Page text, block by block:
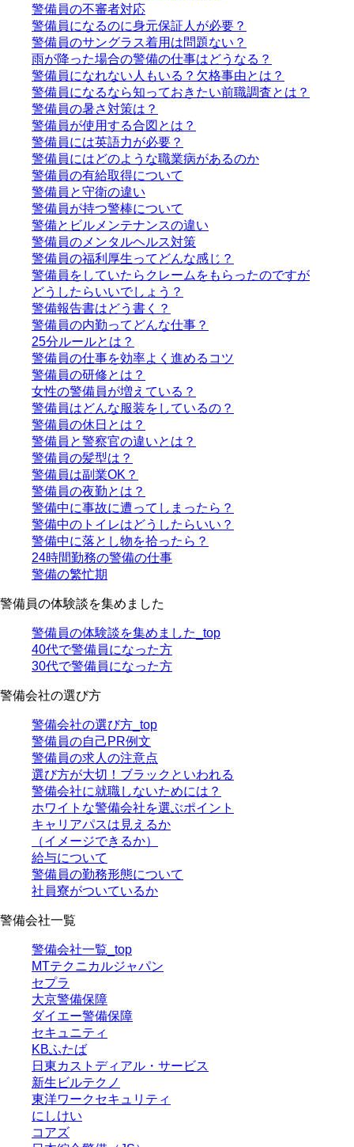
警備員の不審者対応
警備員になるのに身元保証人が必要？
警備員のサングラス着用は問題ない？
雨が降った場合の警備の仕事はどうなる？
警備員になれない人もいる？欠格事由とは？
警備員になるなら知っておきたい前職調査とは？
警備員の暑さ対策は？
警備員が使用する合図とは？
警備員には英語力が必要？
警備員にはどのような職業病があるのか
警備員の有給取得について
警備員と守衛の違い
警備員が持つ警棒について
警備とビルメンテナンスの違い
警備員のメンタルヘルス対策
警備員の福利厚生ってどんな感じ？
警備員をしていたらクレームをもらったのですが
どうしたらいいでしょう？
警備報告書はどう書く？
警備員の内勤ってどんな仕事？
25分ルールとは？
警備員の仕事を効率よく進めるコツ
警備員の研修とは？
女性の警備員が増えている？
警備員はどんな服装をしているの？
警備員の休日とは？
警備員と警察官の違いとは？
警備員の髪型は？
警備員は副業OK？
警備員の夜勤とは？
警備中に事故に遭ってしまったら？
警備中のトイレはどうしたらいい？
警備中に落とし物を拾ったら？
24時間勤務の警備の仕事
警備の繁忙期
警備員の体験談を集めました
警備員の体験談を集めました_top
40代で警備員になった方
30代で警備員になった方
警備会社の選び方
警備会社の選び方_top
警備員の自己PR例文
警備員の求人の注意点
選び方が大切！ブラックといわれる
警備会社に就職しないためには？
ホワイトな警備会社を選ぶポイント
キャリアパスは見えるか
（イメージできるか）
給与について
警備員の勤務形態について
社員寮がついているか
警備会社一覧
警備会社一覧_top
MTテクニカルジャパン
セプラ
大京警備保障
ダイエー警備保障
セキュニティ
KBふたば
日東カストディアル・サービス
新生ビルテクノ
東洋ワークセキュリティ
にしけい
コアズ